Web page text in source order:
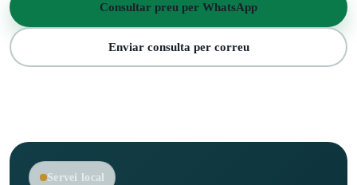
Consultar preu per WhatsApp
Enviar consulta per correu
Servei local